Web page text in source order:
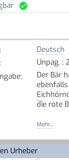
Deutsch
Unpag. ;
:
Der Bär
die rote
Das
Ein
Mehr...
Urheber